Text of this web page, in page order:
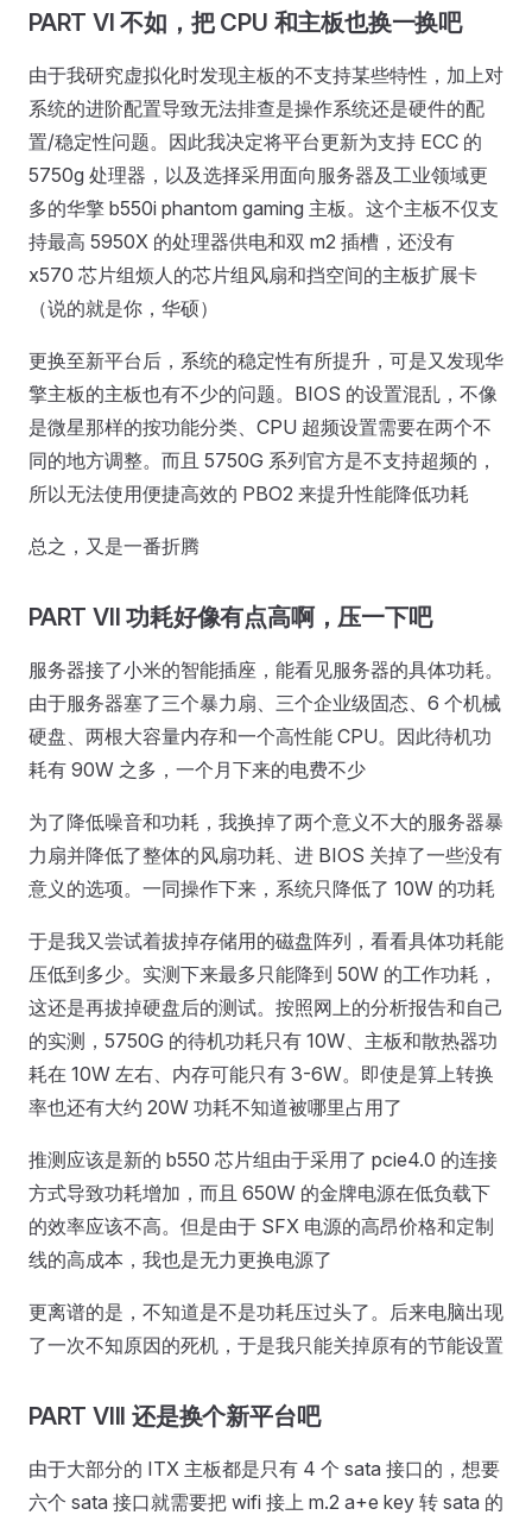
PART VI 不如，把 CPU 和主板也换一换吧
由于我研究虚拟化时发现主板的不支持某些特性，加上对
系统的进阶配置导致无法排查是操作系统还是硬件的配
置/稳定性问题。因此我决定将平台更新为支持 ECC 的
5750g 处理器，以及选择采用面向服务器及工业领域更
多的华擎 b550i phantom gaming 主板。这个主板不仅支
持最高 5950X 的处理器供电和双 m2 插槽，还没有
x570 芯片组烦人的芯片组风扇和挡空间的主板扩展卡
（说的就是你，华硕）
更换至新平台后，系统的稳定性有所提升，可是又发现华
擎主板的主板也有不少的问题。BIOS 的设置混乱，不像
是微星那样的按功能分类、CPU 超频设置需要在两个不
同的地方调整。而且 5750G 系列官方是不支持超频的，
所以无法使用便捷高效的 PBO2 来提升性能降低功耗
总之，又是一番折腾
PART VII 功耗好像有点高啊，压一下吧
服务器接了小米的智能插座，能看见服务器的具体功耗。
由于服务器塞了三个暴力扇、三个企业级固态、6 个机械
硬盘、两根大容量内存和一个高性能 CPU。因此待机功
耗有 90W 之多，一个月下来的电费不少
为了降低噪音和功耗，我换掉了两个意义不大的服务器暴
力扇并降低了整体的风扇功耗、进 BIOS 关掉了一些没有
意义的选项。一同操作下来，系统只降低了 10W 的功耗
于是我又尝试着拔掉存储用的磁盘阵列，看看具体功耗能
压低到多少。实测下来最多只能降到 50W 的工作功耗，
这还是再拔掉硬盘后的测试。按照网上的分析报告和自己
的实测，5750G 的待机功耗只有 10W、主板和散热器功
耗在 10W 左右、内存可能只有 3-6W。即使是算上转换
率也还有大约 20W 功耗不知道被哪里占用了
推测应该是新的 b550 芯片组由于采用了 pcie4.0 的连接
方式导致功耗增加，而且 650W 的金牌电源在低负载下
的效率应该不高。但是由于 SFX 电源的高昂价格和定制
线的高成本，我也是无力更换电源了
更离谱的是，不知道是不是功耗压过头了。后来电脑出现
了一次不知原因的死机，于是我只能关掉原有的节能设置
PART VIII 还是换个新平台吧
由于大部分的 ITX 主板都是只有 4 个 sata 接口的，想要
六个 sata 接口就需要把 wifi 接上 m.2 a+e key 转 sata 的